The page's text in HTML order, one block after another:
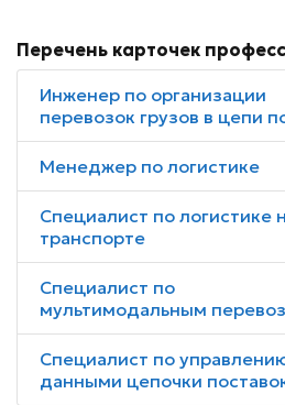
Перечень карточек
Инженер по организации
перевозок грузов в цепи
Менеджер по логистике
Специалист по логистике
транспорте
Специалист по
мультимодальным
Специалист по
данными цепочки